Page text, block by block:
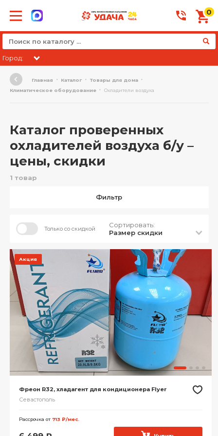
0
Город:
Главная Каталог
Товары для дома
Климатическое оборудование
Охладители воздуха
Каталог проверенных
охладителей воздуха б/у –
цены, скидки
1 товар
Фильтр
Только со скидкой
Сортировать:
Размер скидки
Акция
Фреон R32, хладагент для кондиционера Flyer
Севастополь
Рассрочка от 713 ₽/мес.